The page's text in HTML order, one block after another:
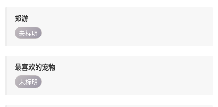
郊游
未标明
最喜欢的宠物
未标明